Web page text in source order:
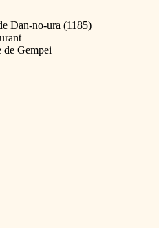
Dan-no-ura (1185)
de Gempei